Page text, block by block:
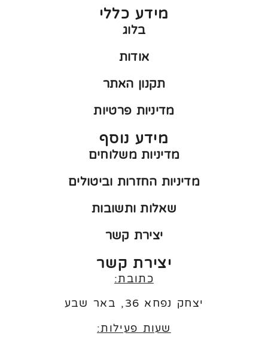
מידע כללי
בלוג
אודות
תקנון האתר
מדיניות פרטיות
מידע נוסף
מדיניות משלוחים
מדיניות החזרות וביטולים
שאלות ותשובות
יצירת קשר
יצירת קשר
כתובת:
יצחק נפחא 36, באר שבע
שעות פעילות: